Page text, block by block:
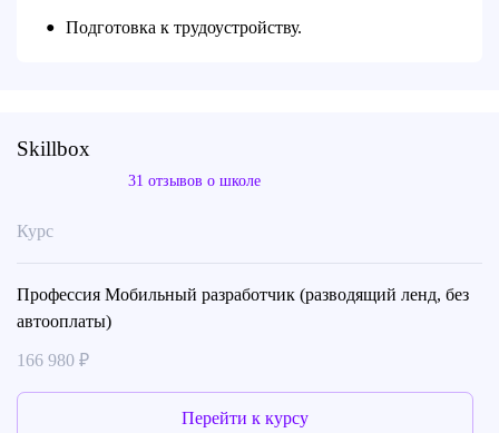
● Подготовка к трудоустройству.
Skillbox
31 отзывов о школе
Курс
Профессия Мобильный разработчик (разводящий ленд, без
автооплаты)
166 980 ₽
Перейти к курсу